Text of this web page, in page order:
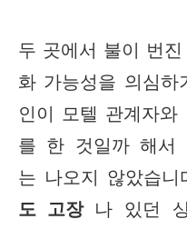
두 곳에서 불이 번
화 가능성을 의심하
인이 모텔 관계자
를 한 것일까 해서
는 나오지 않았습
도 고장나 있던 상